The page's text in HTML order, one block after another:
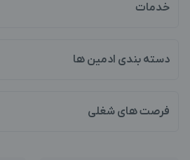
خدمات
دسته بندی ادمین ها
فرصت های شغلی